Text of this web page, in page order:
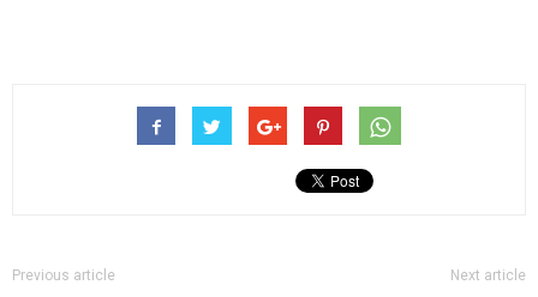
Previous article Next article